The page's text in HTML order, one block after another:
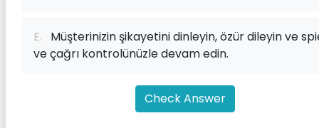
E. Müşterinizin şikayetini dinleyin, özür dileyin ve
ve çağrı kontrolünüzle devam edin.
Check Answer